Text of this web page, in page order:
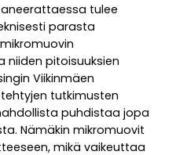
tulee
parasta
niiden pitoisuuksien
Viikinmäen
tutkimusten
puhdistaa jopa
Nämäkin mikromuovit
mikä vaikeuttaa